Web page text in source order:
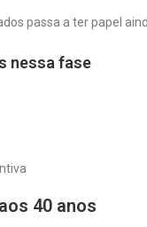
passa a ter papel
nessa fase
40 anos